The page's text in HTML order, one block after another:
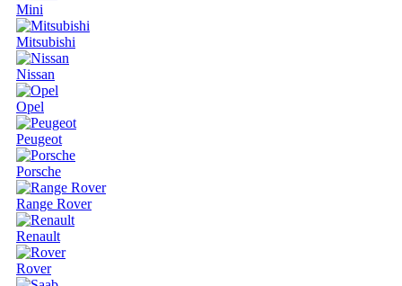
Mini
Mitsubishi
Nissan
Opel
Peugeot
Porsche
Range Rover
Renault
Rover